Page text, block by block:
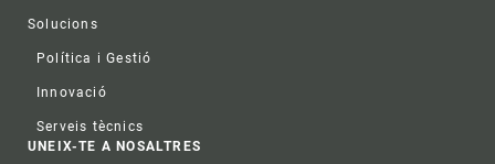
Solucions
Política i Gestió
Innovació
Serveis tècnics
UNEIX-TE A NOSALTRES